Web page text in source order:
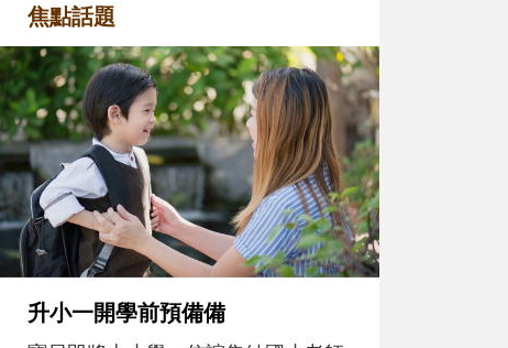
焦點話題
和孩子一起長大的那個男人│讀
懂父親的不同模樣
沒有人天生就擅長當爸爸！男人總是
在一次次「前所未有」的體驗中，跟
著孩子一起長大。從給予安全感的肢
體遊戲，到獨立自主、角色認同及解
決問題的能力養成。爸爸正嘗試用不
同的模樣，參與孩子每個重要的成長